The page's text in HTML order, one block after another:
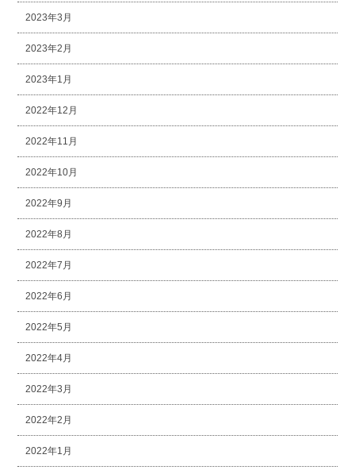
2023年3月
2023年2月
2023年1月
2022年12月
2022年11月
2022年10月
2022年9月
2022年8月
2022年7月
2022年6月
2022年5月
2022年4月
2022年3月
2022年2月
2022年1月